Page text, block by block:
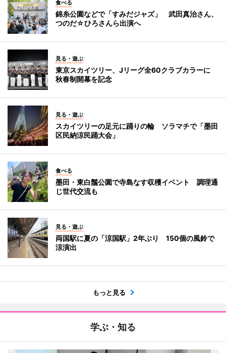
食べる
錦糸公園などで「すみだジャズ」 武田真治さん、
つのだ☆ひろさんら出演へ
見る・遊ぶ
東京スカイツリー、Jリーグ全60クラブカラーに
秋春制開幕を記念
見る・遊ぶ
スカイツリーの足元に踊りの輪 ソラマチで「墨田
区民納涼民踊大会」
食べる
墨田・東白鬚公園で寺島なす収穫イベント 調理通
じ世代交流も
見る・遊ぶ
両国駅に夏の「涼国駅」2年ぶり 150個の風鈴で
涼演出
もっと見る
学ぶ・知る